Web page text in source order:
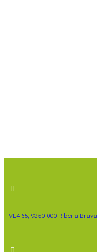
VE4 65, 9350-000 Ribeira Brava